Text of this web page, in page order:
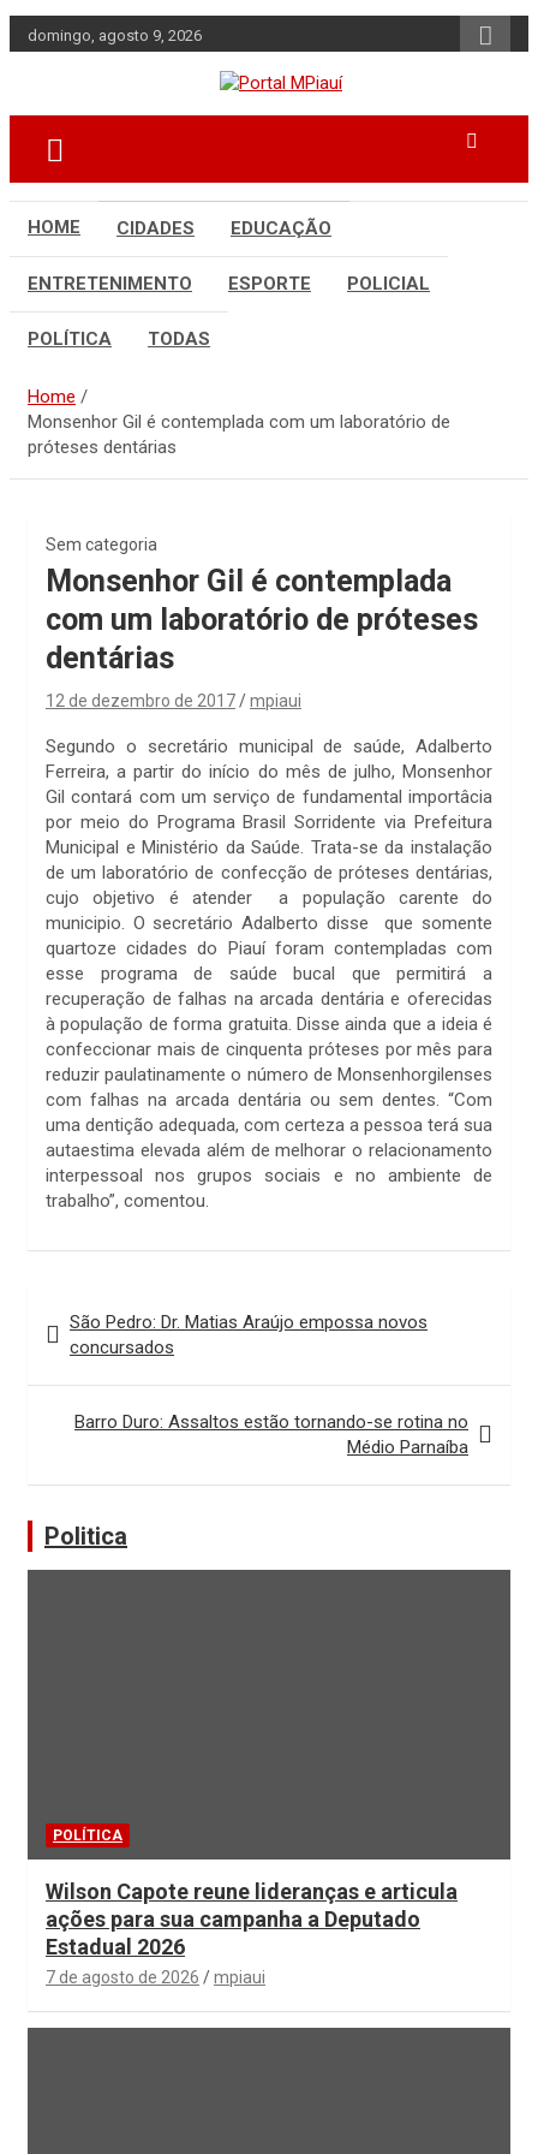
Skip
to
domingo, agosto 9, 2026
Portal MPiauí
HOME CIDADES EDUCAÇÃO
ENTRETENIMENTO ESPORTE POLICIAL
POLÍTICA TODAS
Home
Monsenhor Gil é contemplada com um laboratório de
próteses dentárias
Sem categoria
Monsenhor Gil é contemplada
com um laboratório de próteses
dentárias
12 de dezembro de 2017 mpiaui
Segundo o secretário municipal de saúde, Adalberto
Ferreira, a partir do início do mês de julho, Monsenhor
Gil contará com um serviço de fundamental importâcia
por meio do Programa Brasil Sorridente via Prefeitura
Municipal e Ministério da Saúde. Trata-se da instalação
de um laboratório de confecção de próteses dentárias,
cujo objetivo é atender a população carente do
municipio. O secretário Adalberto disse que somente
quartoze cidades do Piauí foram contempladas com
esse programa de saúde bucal que permitirá a
recuperação de falhas na arcada dentária e oferecidas
à população de forma gratuita. Disse ainda que a ideia é
confeccionar mais de cinquenta próteses por mês para
reduzir paulatinamente o número de Monsenhorgilenses
com falhas na arcada dentária ou sem dentes. “Com
uma dentição adequada, com certeza a pessoa terá sua
autaestima elevada além de melhorar o relacionamento
interpessoal nos grupos sociais e no ambiente de
trabalho”, comentou.
de
Post
São Pedro: Dr. Matias Araújo empossa novos
concursados
Barro Duro: Assaltos estão tornando-se rotina no
Médio Parnaíba
Politica
POLÍTICA
Wilson Capote reune lideranças e articula
ações para sua campanha a Deputado
Estadual 2026
7 de agosto de 2026 mpiaui